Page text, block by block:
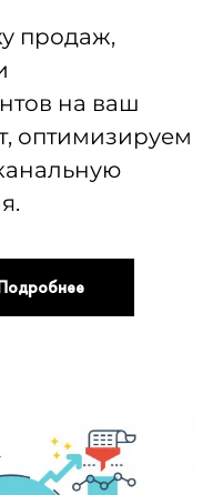
продаж,
на ваш
оптимизируем